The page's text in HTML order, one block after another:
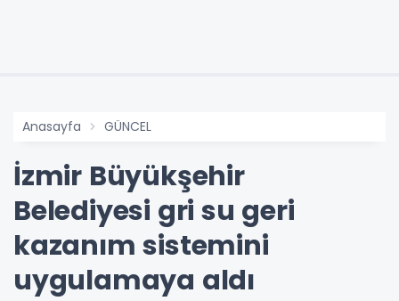
Anasayfa GÜNCEL
İzmir Büyükşehir
Belediyesi gri su geri
kazanım sistemini
uygulamaya aldı